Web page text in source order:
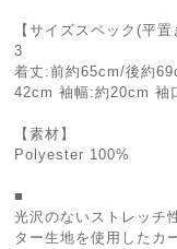
【サイズスペック(平置
3
着丈:前約65cm/後約
42cm 袖幅:約20cm 袖
【素材】
Polyester 100%
■
光沢のないストレッチ
ター生地を使用したカ